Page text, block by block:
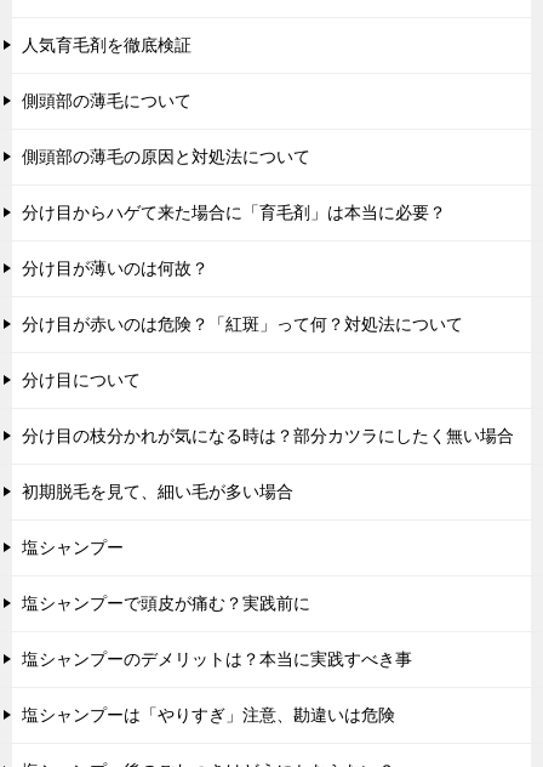
人気育毛剤を徹底検証
側頭部の薄毛について
側頭部の薄毛の原因と対処法について
分け目からハゲて来た場合に「育毛剤」は本当に必要？
分け目が薄いのは何故？
分け目が赤いのは危険？「紅斑」って何？対処法について
分け目について
分け目の枝分かれが気になる時は？部分カツラにしたく無い場合
初期脱毛を見て、細い毛が多い場合
塩シャンプー
塩シャンプーで頭皮が痛む？実践前に
塩シャンプーのデメリットは？本当に実践すべき事
塩シャンプーは「やりすぎ」注意、勘違いは危険